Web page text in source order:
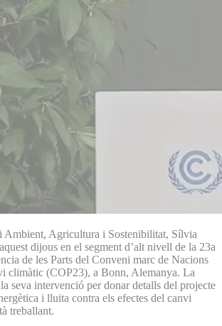
Ambient, Agricultura i Sostenibilitat, Sílvia
dijous en el segment d’alt nivell de la 23a
de les Parts del Conveni marc de Nacions
climàtic (COP23), a Bonn, Alemanya. La
seva intervenció per donar detalls del projecte
i lluita contra els efectes del canvi
treballant.